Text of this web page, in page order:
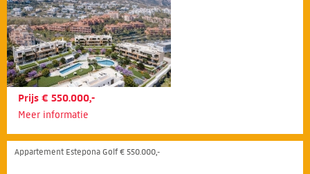
Prijs € 550.000,-
Meer informatie
Appartement Estepona Golf € 550.000,-